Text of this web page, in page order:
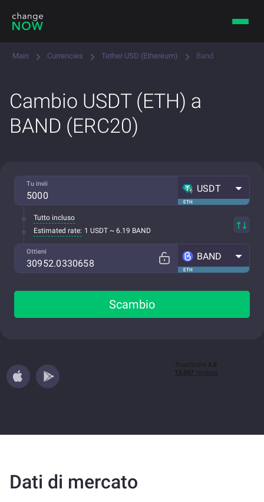
Main Currencies Tether USD (Ethereum) Band
Cambio USDT (ETH) a
BAND (ERC20)
Tu invii
ETH
USDT
Tutto incluso
Estimated rate: 1 USDT ~ 6.19 BAND
Ottieni
ETH
BAND
Scambio
Dati di mercato